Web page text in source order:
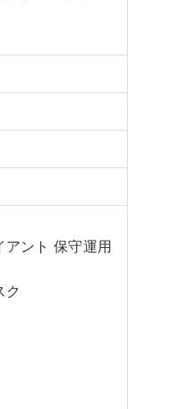
アント 保守運用
ク